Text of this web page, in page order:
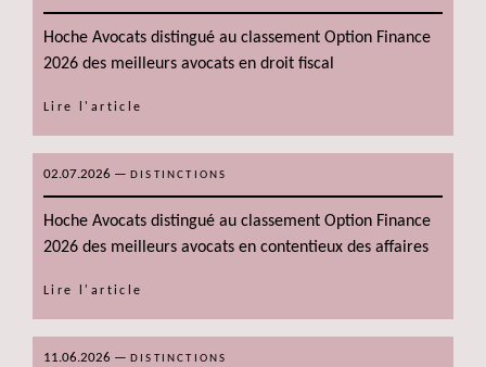
Hoche Avocats distingué au classement Option Finance
2026 des meilleurs avocats en droit fiscal
Lire l'article
02.07.2026 — DISTINCTIONS
Hoche Avocats distingué au classement Option Finance
2026 des meilleurs avocats en contentieux des affaires
Lire l'article
11.06.2026 — DISTINCTIONS